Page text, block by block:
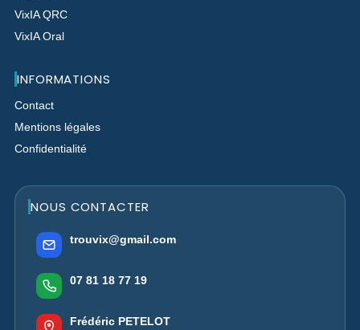
VixIA QRC
VixIA Oral
INFORMATIONS
Contact
Mentions légales
Confidentialité
NOUS CONTACTER
trouvix@gmail.com
07 81 18 77 19
Frédéric PETELOT